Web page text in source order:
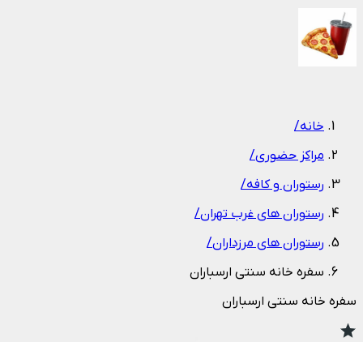
خانه/
مراکز حضوری/
رستوران و کافه/
رستوران های غرب تهران/
رستوران های مرزداران/
سفره خانه سنتی ارسباران
سفره خانه سنتی ارسباران